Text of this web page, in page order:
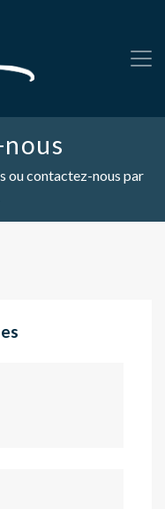
ou contactez-nous par